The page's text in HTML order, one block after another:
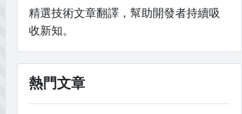
精選技術文章翻譯，幫助開發者持續吸
收新知。
熱門文章